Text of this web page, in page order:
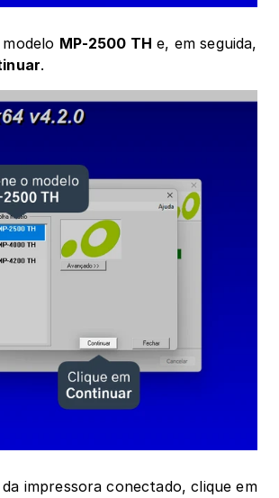
MP-2500 TH e, em seguida,
.
Com o cabo da impressora conectado, clique em